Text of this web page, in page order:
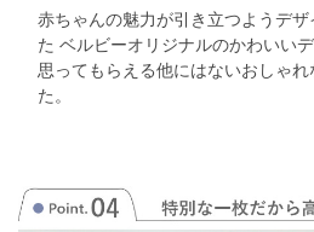
赤ちゃんの魅力が引き立つようデ
た ベルビーオリジナルのかわいいデ
思ってもらえる他にはないおしゃ
た。